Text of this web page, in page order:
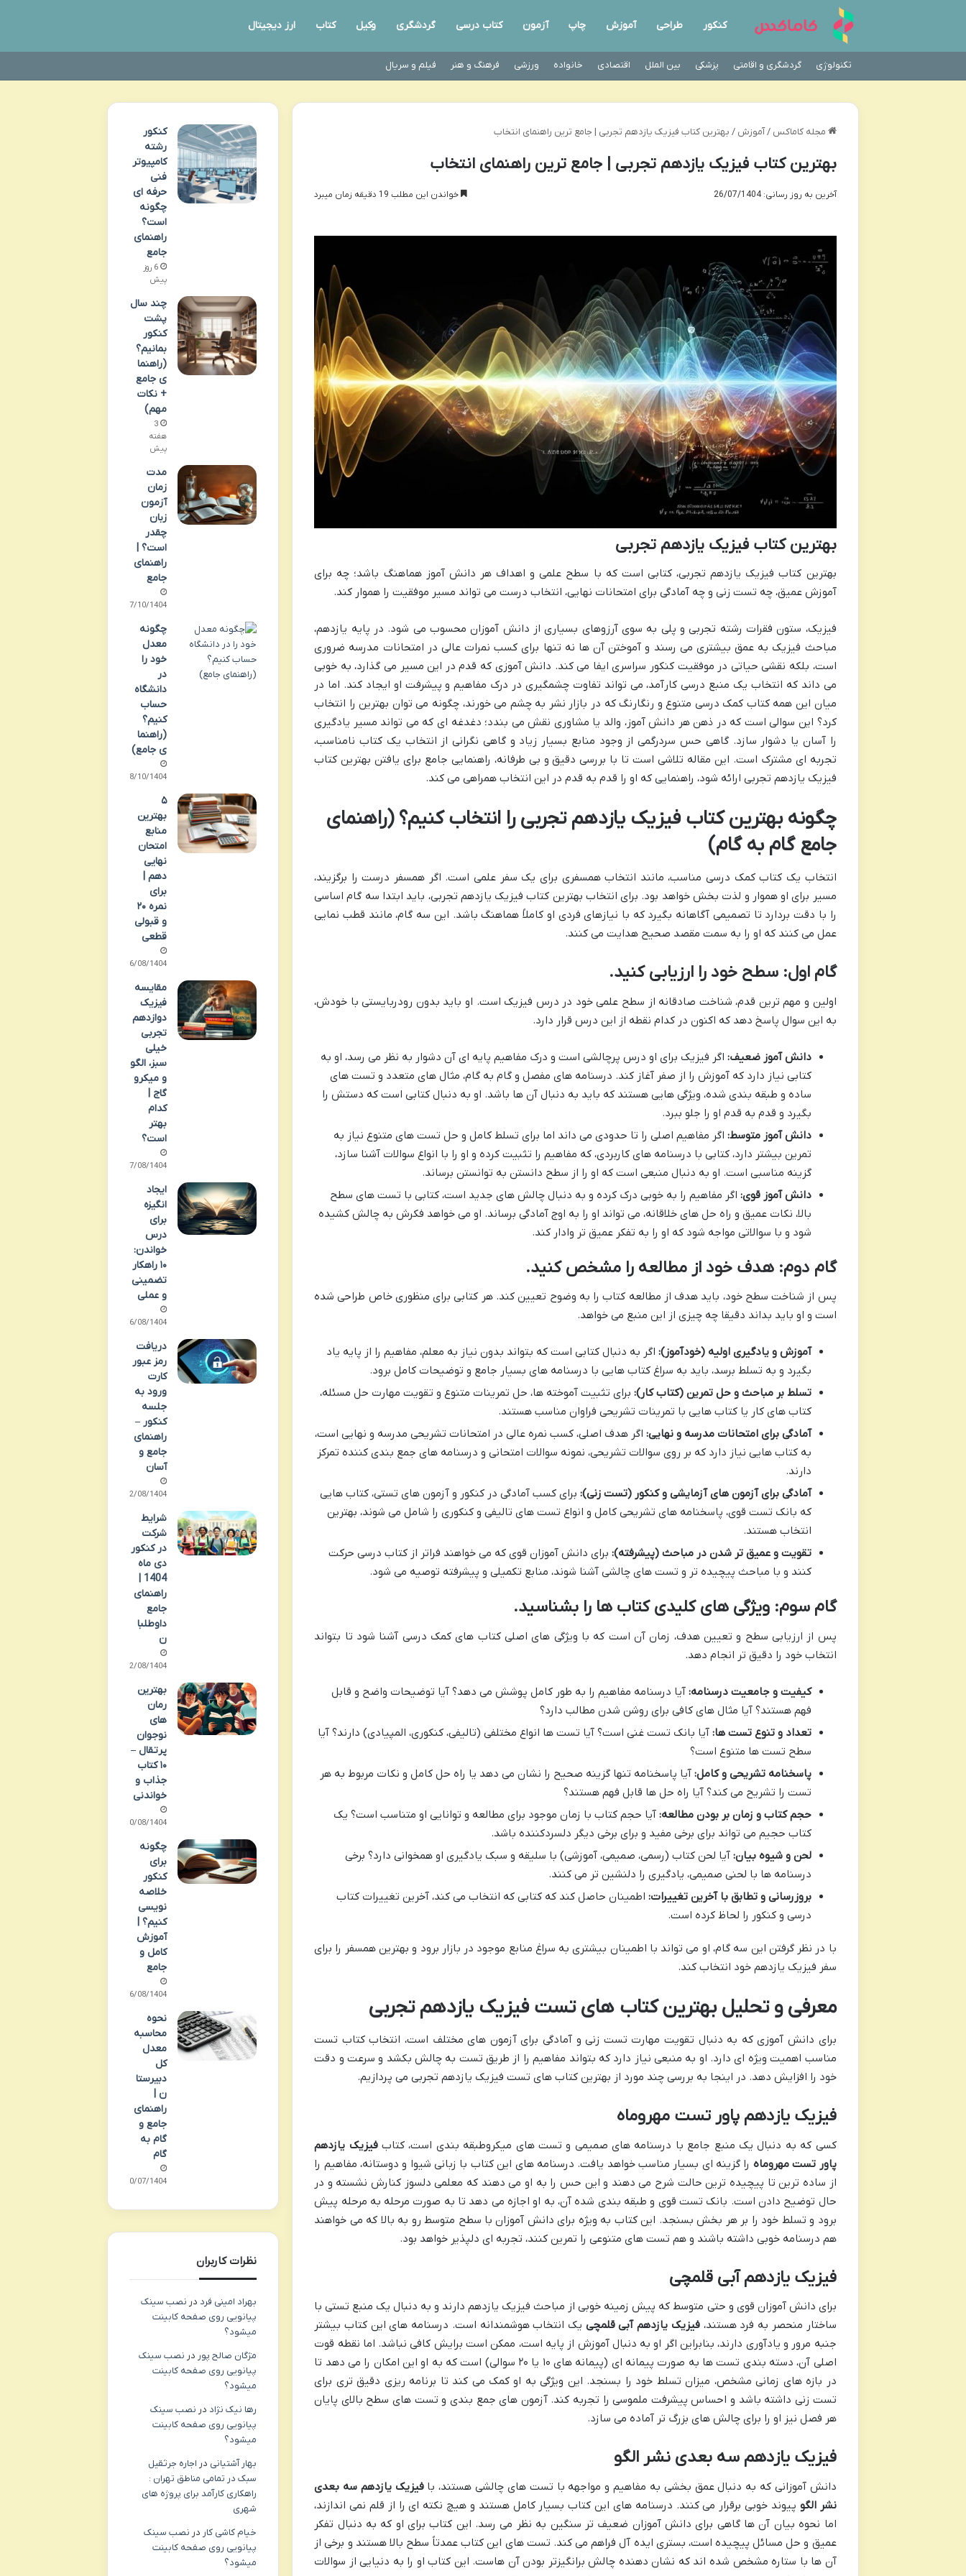
کنکور طراحی آموزش چاپ آزمون کتاب درسی گردشگری وکیل کتاب ارز دیجیتال
تکنولوژی گردشگری و اقامتی پزشکی بین الملل اقتصادی خانواده ورزشی فرهنگ و هنر فیلم و سریال
مجله کاماکس / آموزش / بهترین کتاب فیزیک یازدهم تجربی | جامع ترین راهنمای انتخاب
بهترین کتاب فیزیک یازدهم تجربی | جامع ترین راهنمای انتخاب
آخرین به روز رسانی: 26/07/1404 خواندن این مطلب 19 دقیقه زمان میبرد
بهترین کتاب فیزیک یازدهم تجربی
بهترین کتاب فیزیک یازدهم تجربی، کتابی است که با سطح علمی و اهداف هر دانش آموز هماهنگ باشد؛ چه برای
آموزش عمیق، چه تست زنی و چه آمادگی برای امتحانات نهایی، انتخاب درست می تواند مسیر موفقیت را هموار کند.
فیزیک، ستون فقرات رشته تجربی و پلی به سوی آرزوهای بسیاری از دانش آموزان محسوب می شود. در پایه یازدهم،
مباحث فیزیک به عمق بیشتری می رسند و آموختن آن ها نه تنها برای کسب نمرات عالی در امتحانات مدرسه ضروری
است، بلکه نقشی حیاتی در موفقیت کنکور سراسری ایفا می کند. دانش آموزی که قدم در این مسیر می گذارد، به خوبی
می داند که انتخاب یک منبع درسی کارآمد، می تواند تفاوت چشمگیری در درک مفاهیم و پیشرفت او ایجاد کند. اما در
میان این همه کتاب کمک درسی متنوع و رنگارنگ که در بازار نشر به چشم می خورند، چگونه می توان بهترین را انتخاب
کرد؟ این سوالی است که در ذهن هر دانش آموز، والد یا مشاوری نقش می بندد؛ دغدغه ای که می تواند مسیر یادگیری
را آسان یا دشوار سازد. گاهی حس سردرگمی از وجود منابع بسیار زیاد و گاهی نگرانی از انتخاب یک کتاب نامناسب،
تجربه ای مشترک است. این مقاله تلاشی است تا با بررسی دقیق و بی طرفانه، راهنمایی جامع برای یافتن بهترین کتاب
فیزیک یازدهم تجربی ارائه شود، راهنمایی که او را قدم به قدم در این انتخاب همراهی می کند.
چگونه بهترین کتاب فیزیک یازدهم تجربی را انتخاب کنیم؟ (راهنمای
جامع گام به گام)
انتخاب یک کتاب کمک درسی مناسب، مانند انتخاب همسفری برای یک سفر علمی است. اگر همسفر درست را برگزیند،
مسیر برای او هموار و لذت بخش خواهد بود. برای انتخاب بهترین کتاب فیزیک یازدهم تجربی، باید ابتدا سه گام اساسی
را با دقت بردارد تا تصمیمی آگاهانه بگیرد که با نیازهای فردی او کاملاً هماهنگ باشد. این سه گام، مانند قطب نمایی
عمل می کنند که او را به سمت مقصد صحیح هدایت می کنند.
گام اول: سطح خود را ارزیابی کنید.
اولین و مهم ترین قدم، شناخت صادقانه از سطح علمی خود در درس فیزیک است. او باید بدون رودربایستی با خودش،
به این سوال پاسخ دهد که اکنون در کدام نقطه از این درس قرار دارد.
دانش آموز ضعیف: اگر فیزیک برای او درس پرچالشی است و درک مفاهیم پایه ای آن دشوار به نظر می رسد، او به
کتابی نیاز دارد که آموزش را از صفر آغاز کند. درسنامه های مفصل و گام به گام، مثال های متعدد و تست های
ساده و طبقه بندی شده، ویژگی هایی هستند که باید به دنبال آن ها باشد. او به دنبال کتابی است که دستش را
بگیرد و قدم به قدم او را جلو ببرد.
دانش آموز متوسط: اگر مفاهیم اصلی را تا حدودی می داند اما برای تسلط کامل و حل تست های متنوع نیاز به
تمرین بیشتر دارد، کتابی با درسنامه های کاربردی، که مفاهیم را تثبیت کرده و او را با انواع سوالات آشنا سازد،
گزینه مناسبی است. او به دنبال منبعی است که او را از سطح دانستن به توانستن برساند.
دانش آموز قوی: اگر مفاهیم را به خوبی درک کرده و به دنبال چالش های جدید است، کتابی با تست های سطح
بالا، نکات عمیق و راه حل های خلاقانه، می تواند او را به اوج آمادگی برساند. او می خواهد فکرش به چالش کشیده
شود و با سوالاتی مواجه شود که او را به تفکر عمیق تر وادار کند.
گام دوم: هدف خود از مطالعه را مشخص کنید.
پس از شناخت سطح خود، باید هدف از مطالعه کتاب را به وضوح تعیین کند. هر کتابی برای منظوری خاص طراحی شده
است و او باید بداند دقیقا چه چیزی از این منبع می خواهد.
آموزش و یادگیری اولیه (خودآموز): اگر به دنبال کتابی است که بتواند بدون نیاز به معلم، مفاهیم را از پایه یاد
بگیرد و به تسلط برسد، باید به سراغ کتاب هایی با درسنامه های بسیار جامع و توضیحات کامل برود.
تسلط بر مباحث و حل تمرین (کتاب کار): برای تثبیت آموخته ها، حل تمرینات متنوع و تقویت مهارت حل مسئله،
کتاب های کار یا کتاب هایی با تمرینات تشریحی فراوان مناسب هستند.
آمادگی برای امتحانات مدرسه و نهایی: اگر هدف اصلی، کسب نمره عالی در امتحانات تشریحی مدرسه و نهایی است،
به کتاب هایی نیاز دارد که بر روی سوالات تشریحی، نمونه سوالات امتحانی و درسنامه های جمع بندی کننده تمرکز
دارند.
آمادگی برای آزمون های آزمایشی و کنکور (تست زنی): برای کسب آمادگی در کنکور و آزمون های تستی، کتاب هایی
که بانک تست قوی، پاسخنامه های تشریحی کامل و انواع تست های تالیفی و کنکوری را شامل می شوند، بهترین
انتخاب هستند.
تقویت و عمیق تر شدن در مباحث (پیشرفته): برای دانش آموزان قوی که می خواهند فراتر از کتاب درسی حرکت
کنند و با مباحث پیچیده تر و تست های چالشی آشنا شوند، منابع تکمیلی و پیشرفته توصیه می شود.
گام سوم: ویژگی های کلیدی کتاب ها را بشناسید.
پس از ارزیابی سطح و تعیین هدف، زمان آن است که با ویژگی های اصلی کتاب های کمک درسی آشنا شود تا بتواند
انتخاب خود را دقیق تر انجام دهد.
کیفیت و جامعیت درسنامه: آیا درسنامه مفاهیم را به طور کامل پوشش می دهد؟ آیا توضیحات واضح و قابل
فهم هستند؟ آیا مثال های کافی برای روشن شدن مطالب دارد؟
تعداد و تنوع تست ها: آیا بانک تست غنی است؟ آیا تست ها انواع مختلفی (تالیفی، کنکوری، المپیادی) دارند؟ آیا
سطح تست ها متنوع است؟
پاسخنامه تشریحی و کامل: آیا پاسخنامه تنها گزینه صحیح را نشان می دهد یا راه حل کامل و نکات مربوط به هر
تست را تشریح می کند؟ آیا راه حل ها قابل فهم هستند؟
حجم کتاب و زمان بر بودن مطالعه: آیا حجم کتاب با زمان موجود برای مطالعه و توانایی او متناسب است؟ یک
کتاب حجیم می تواند برای برخی مفید و برای برخی دیگر دلسردکننده باشد.
لحن و شیوه بیان: آیا لحن کتاب (رسمی، صمیمی، آموزشی) با سلیقه و سبک یادگیری او همخوانی دارد؟ برخی
درسنامه ها با لحنی صمیمی، یادگیری را دلنشین تر می کنند.
بروزرسانی و تطابق با آخرین تغییرات: اطمینان حاصل کند که کتابی که انتخاب می کند، آخرین تغییرات کتاب
درسی و کنکور را لحاظ کرده است.
با در نظر گرفتن این سه گام، او می تواند با اطمینان بیشتری به سراغ منابع موجود در بازار برود و بهترین همسفر را برای
سفر فیزیک یازدهم خود انتخاب کند.
معرفی و تحلیل بهترین کتاب های تست فیزیک یازدهم تجربی
برای دانش آموزی که به دنبال تقویت مهارت تست زنی و آمادگی برای آزمون های مختلف است، انتخاب کتاب تست
مناسب اهمیت ویژه ای دارد. او به منبعی نیاز دارد که بتواند مفاهیم را از طریق تست به چالش بکشد و سرعت و دقت
خود را افزایش دهد. در اینجا به بررسی چند مورد از بهترین کتاب های تست فیزیک یازدهم تجربی می پردازیم.
فیزیک یازدهم پاور تست مهروماه
کسی که به دنبال یک منبع جامع با درسنامه های صمیمی و تست های میکروطبقه بندی است، کتابفیزیک یازدهم
پاور تست مهروماه را گزینه ای بسیار مناسب خواهد یافت. درسنامه های این کتاب با زبانی شیوا و دوستانه، مفاهیم را
از ساده ترین تا پیچیده ترین حالت شرح می دهند و این حس را به او می دهند که معلمی دلسوز کنارش نشسته و در
حال توضیح دادن است. بانک تست قوی و طبقه بندی شده آن، به او اجازه می دهد تا به صورت مرحله به مرحله پیش
برود و تسلط خود را بر هر بخش بسنجد. این کتاب به ویژه برای دانش آموزان با سطح متوسط رو به بالا که می خواهند
هم درسنامه خوبی داشته باشند و هم تست های متنوعی را تمرین کنند، تجربه ای دلپذیر خواهد بود.
فیزیک یازدهم آبی قلمچی
برای دانش آموزان قوی و حتی متوسط که پیش زمینه خوبی از مباحث فیزیک یازدهم دارند و به دنبال یک منبع تستی با
ساختار منحصر به فرد هستند،فیزیک یازدهم آبی قلمچی یک انتخاب هوشمندانه است. درسنامه های این کتاب بیشتر
جنبه مرور و یادآوری دارند، بنابراین اگر او به دنبال آموزش از پایه است، ممکن است برایش کافی نباشد. اما نقطه قوت
اصلی آن، دسته بندی تست ها به صورت پیمانه ای (پیمانه های ۱۰ یا ۲۰ سوالی) است که به او این امکان را می دهد تا
در بازه های زمانی مشخص، میزان تسلط خود را بسنجد. این ویژگی به او کمک می کند تا برنامه ریزی دقیق تری برای
تست زنی داشته باشد و احساس پیشرفت ملموسی را تجربه کند. آزمون های جمع بندی و تست های سطح بالای پایان
هر فصل نیز او را برای چالش های بزرگ تر آماده می سازد.
فیزیک یازدهم سه بعدی نشر الگو
دانش آموزانی که به دنبال عمق بخشی به مفاهیم و مواجهه با تست های چالشی هستند، بافیزیک یازدهم سه بعدی
نشر الگو پیوند خوبی برقرار می کنند. درسنامه های این کتاب بسیار کامل هستند و هیچ نکته ای را از قلم نمی اندازند،
اما نحوه بیان آن ها گاهی برای دانش آموزان ضعیف تر سنگین به نظر می رسد. این کتاب برای او که به دنبال تفکر
عمیق و حل مسائل پیچیده است، بستری ایده آل فراهم می کند. تست های این کتاب عمدتاً سطح بالا هستند و برخی از
آن ها با ستاره مشخص شده اند که نشان دهنده چالش برانگیزتر بودن آن هاست. این کتاب او را به دنیایی از سوالات
کنکور
رشته
کامپیوتر
فنی
حرفه ای
چگونه
است؟
راهنمای
جامع
6 روز
پیش
چند سال
پشت
کنکور
بمانیم؟
(راهنما
ی جامع
+ نکات
مهم)
3
هفته
پیش
مدت
زمان
آزمون
زبان
چقدر
است؟ |
راهنمای
جامع
07/10/1404
چگونه
معدل
خود را
در
دانشگاه
حساب
کنیم؟
(راهنما
ی جامع)
08/10/1404
۵
بهترین
منابع
امتحان
نهایی
دهم |
برای
نمره ۲۰
و قبولی
قطعی
26/08/1404
مقایسه
فیزیک
دوازدهم
تجربی
خیلی
سبز، الگو
و میکرو
گاج |
کدام
بهتر
است؟
17/08/1404
ایجاد
انگیزه
برای
درس
خواندن:
۱۰ راهکار
تضمینی
و عملی
16/08/1404
دریافت
رمز عبور
کارت
ورود به
جلسه
کنکور –
راهنمای
جامع و
آسان
12/08/1404
شرایط
شرکت
در کنکور
دی ماه
1404 |
راهنمای
جامع
داوطلبا
ن
12/08/1404
بهترین
رمان
های
نوجوان
پرتقال –
۱۰ کتاب
جذاب و
خواندنی
10/08/1404
چگونه
برای
کنکور
خلاصه
نویسی
کنیم؟ |
آموزش
کامل و
جامع
06/08/1404
نحوه
محاسبه
معدل
کل
دبیرستا
ن |
راهنمای
جامع و
گام به
گام
30/07/1404
نظرات کاربران
بهراد امینی فرد در نصب سینک
پیانویی روی صفحه کابینت
میشود؟
مژگان صالح پور در نصب سینک
پیانویی روی صفحه کابینت
میشود؟
رها نیک نژاد در نصب سینک
پیانویی روی صفحه کابینت
میشود؟
بهار آشتیانی در اجاره جرثقیل
سبک در تمامی مناطق تهران :
راهکاری کارآمد برای پروژه های
شهری
خیام کاشی کار در نصب سینک
پیانویی روی صفحه کابینت
میشود؟